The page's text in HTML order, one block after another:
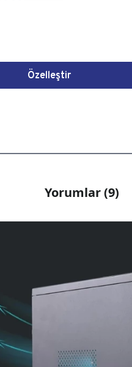
Özelleştir
Yorumlar (9)